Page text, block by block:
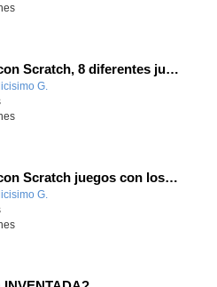
Programa con Scratch, 8 diferentes juegos para vivir la emoción de los partidos de España en el mundial 2026
G.
Programa con Scratch juegos con los partidos del mundial 2026 ganados por España
G.